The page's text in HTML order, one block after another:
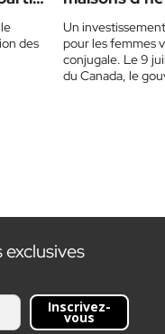
des
Un
pour les femmes
conjugale. Le 9
du Canada, le
exclusives
Inscrivez-
vous